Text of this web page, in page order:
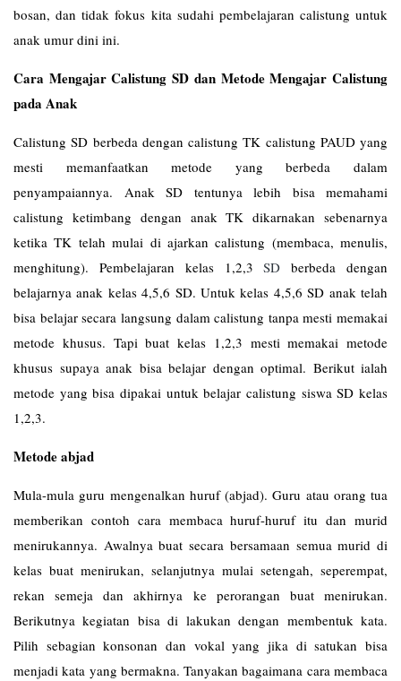
bosan, dan tidak fokus kita sudahi pembelajaran calistung untuk
anak umur dini ini.
Cara Mengajar Calistung SD dan Metode Mengajar Calistung
pada Anak
Calistung SD berbeda dengan calistung TK calistung PAUD yang
mesti memanfaatkan metode yang berbeda dalam
penyampaiannya. Anak SD tentunya lebih bisa memahami
calistung ketimbang dengan anak TK dikarnakan sebenarnya
ketika TK telah mulai di ajarkan calistung (membaca, menulis,
menghitung). Pembelajaran kelas 1,2,3SD berbeda dengan
belajarnya anak kelas 4,5,6 SD. Untuk kelas 4,5,6 SD anak telah
bisa belajar secara langsung dalam calistung tanpa mesti memakai
metode khusus. Tapi buat kelas 1,2,3 mesti memakai metode
khusus supaya anak bisa belajar dengan optimal. Berikut ialah
metode yang bisa dipakai untuk belajar calistung siswa SD kelas
1,2,3.
Metode abjad
Mula-mula guru mengenalkan huruf (abjad). Guru atau orang tua
memberikan contoh cara membaca huruf-huruf itu dan murid
menirukannya. Awalnya buat secara bersamaan semua murid di
kelas buat menirukan, selanjutnya mulai setengah, seperempat,
rekan semeja dan akhirnya ke perorangan buat menirukan.
Berikutnya kegiatan bisa di lakukan dengan membentuk kata.
Pilih sebagian konsonan dan vokal yang jika di satukan bisa
menjadi kata yang bermakna. Tanyakan bagaimana cara membaca